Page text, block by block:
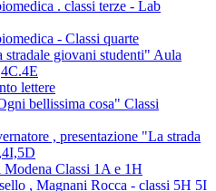
. classi terze - Lab
- Classi quarte
stradale giovani studenti" Aula
lettere
bellissima cosa" Classi
, presentazione "La strada
Classi 1A e 1H
, Magnani Rocca - classi 5H 5I